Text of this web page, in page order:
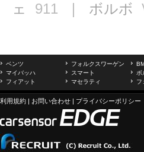
ェ 911 ｜ ボルボ
ベンツ フォルクスワーゲン
マイバッハ
スマート ボ
フィアット
マセラティ フ
利用規約 | お問い合わせ | プライバシーポリシー